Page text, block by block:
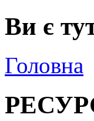
Ви є
Головна